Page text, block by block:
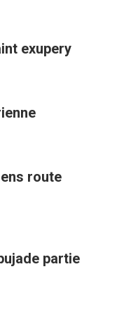
exupery
route
partie